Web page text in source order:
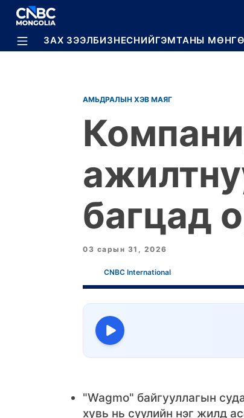
BREAKING
ЗАХ ЗЭЭЛБИЗНЕСНИЙГЭМТАНЫ МӨНГӨ
АМЬДРАЛЫН ХЭВ МАЯГ
багцад
03 сарын 31, 2026
CNBC International
"Wagmo" байгууллагын
хувь нь сүүлийн нэг жилд